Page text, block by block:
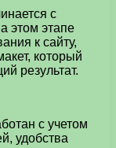
с
этом этапе
к сайту,
который
результат.
с учетом
удобства